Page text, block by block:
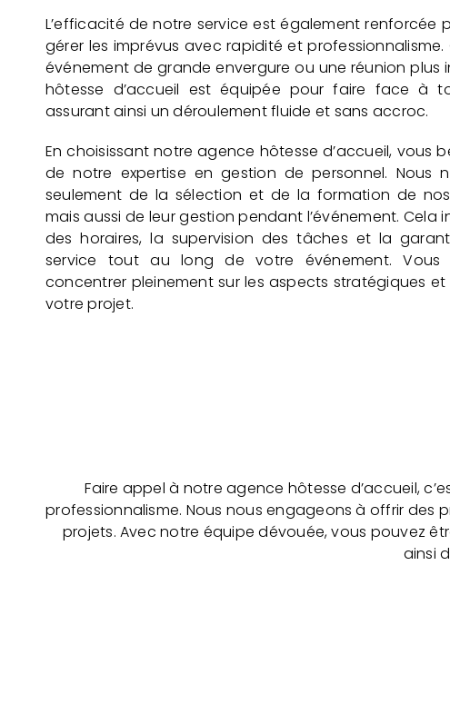
L’efficacité de notre service est également renforcée
gérer les imprévus avec rapidité et
événement de grande envergure ou une réunion plus
hôtesse d’accueil est équipée pour faire face à
assurant ainsi un déroulement fluide et sans accroc.
En choisissant notre agence hôtesse d’accueil, vous
de notre expertise en gestion de personnel. Nous
seulement de la sélection et de la formation de
mais aussi de leur gestion pendant l’événement. Cela
des horaires, la supervision des tâches et la
service tout au long de votre événement. Vous
concentrer pleinement sur les aspects stratégiques
votre projet.
Faire appel à notre agence hôtesse d’accueil,
professionnalisme. Nous nous engageons à offrir des
projets. Avec notre équipe dévouée, vous pouvez
ainsi